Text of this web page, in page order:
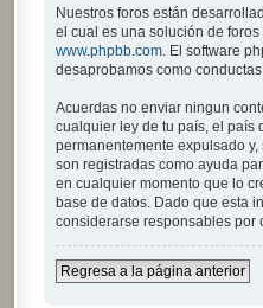
Nuestros foros están
el cual es una solución de foros
www.phpbb.com . El software
desaprobamos como
Acuerdas no enviar ningun
cualquier ley de tu país, el país
permanentemente expulsado
son registradas como ayuda
en cualquier momento que lo
base de datos. Dado que esta
considerarse responsables por
Regresa a la página anterior